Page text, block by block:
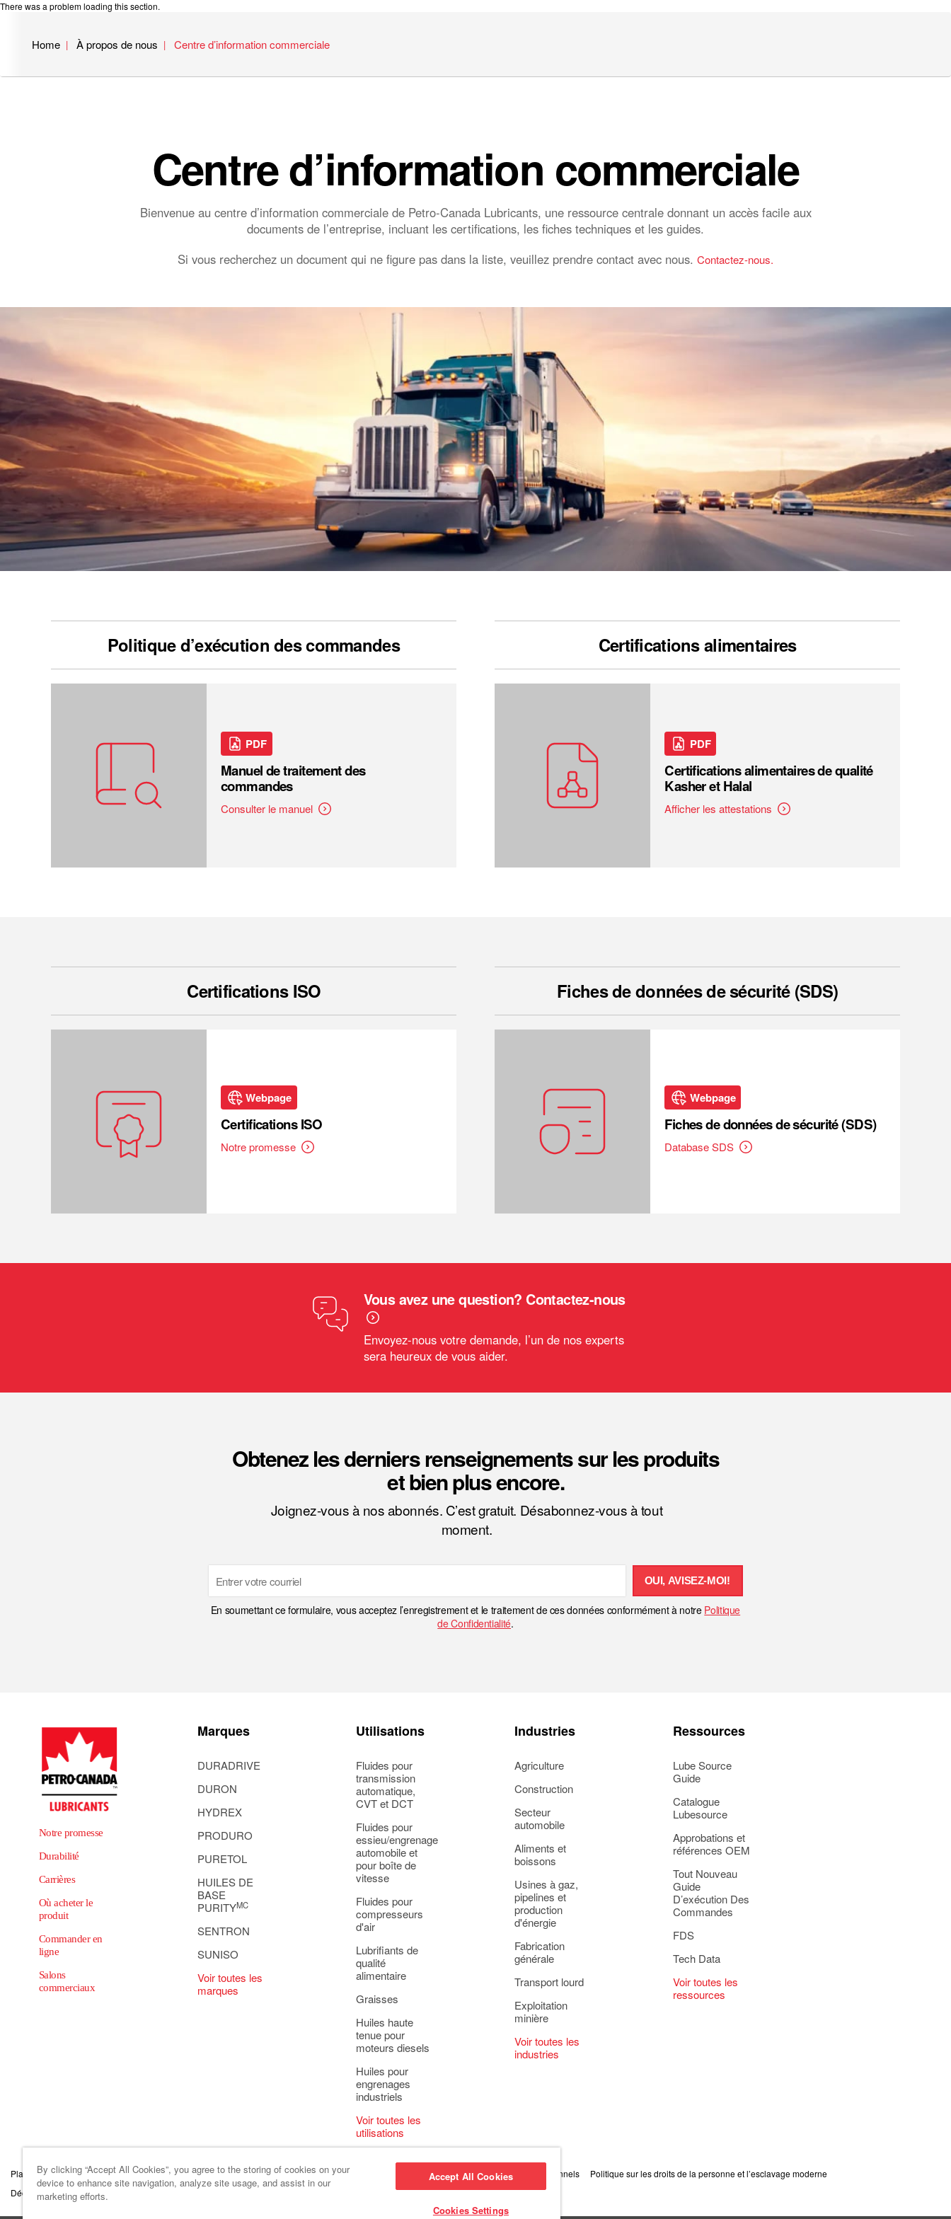
There was a problem loading this section.
Home À propos de nous Centre d’information commerciale
Centre d’information commerciale
Bienvenue au centre d’information commerciale de Petro‑Canada Lubricants, une ressource centrale donnant un accès facile aux
documents de l’entreprise, incluant les certifications, les fiches techniques et les guides.
Si vous recherchez un document qui ne figure pas dans la liste, veuillez prendre contact avec nous. Contactez-nous.
Politique d’exécution des commandes
PDF
Manuel de traitement des
commandes
Consulter le manuel
Certifications alimentaires
PDF
Certifications alimentaires de qualité
Kasher et Halal
Afficher les attestations
Certifications ISO
Webpage
Certifications ISO
Notre promesse
Fiches de données de sécurité (SDS)
Webpage
Fiches de données de sécurité (SDS)
Database SDS
Vous avez une question? Contactez-nous
Envoyez-nous votre demande, l’un de nos experts
sera heureux de vous aider.
Obtenez les derniers renseignements sur les produits
et bien plus encore.
Joignez-vous à nos abonnés. C’est gratuit. Désabonnez-vous à tout
moment.
Email
OUI, AVISEZ-MOI!
En soumettant ce formulaire, vous acceptez l’enregistrement et le traitement de ces données conformément à notre Politique
de Confidentialité.
Notre promesse
Durabilité
Carrières
Où acheter le
produit
Commander en
ligne
Salons
commerciaux
Marques
DURADRIVE
DURON
HYDREX
PRODURO
PURETOL
HUILES DE
BASE
PURITYMC
SENTRON
SUNISO
Voir toutes les
marques
Utilisations
Fluides pour
transmission
automatique,
CVT et DCT
Fluides pour
essieu/engrenage
automobile et
pour boîte de
vitesse
Fluides pour
compresseurs
d'air
Lubrifiants de
qualité
alimentaire
Graisses
Huiles haute
tenue pour
moteurs diesels
Huiles pour
engrenages
industriels
Voir toutes les
utilisations
Industries
Agriculture
Construction
Secteur
automobile
Aliments et
boissons
Usines à gaz,
pipelines et
production
d'énergie
Fabrication
générale
Transport lourd
Exploitation
minière
Voir toutes les
industries
Ressources
Lube Source
Guide
Catalogue
Lubesource
Approbations et
références OEM
Tout Nouveau
Guide
D’exécution Des
Commandes
FDS
Tech Data
Voir toutes les
ressources
Plan du site Code de conduite des affaireset d’éthique Paramètres des témoins Principe relatif à la protection des renseignements personnels
Politique sur les droits de la personne et l’esclavage moderne
Déclaration sur le travail forcé
Conditions
By clicking “Accept All Cookies”, you agree to the storing of cookies on your
device to enhance site navigation, analyze site usage, and assist in our
marketing efforts.
Accept All Cookies
Cookies Settings